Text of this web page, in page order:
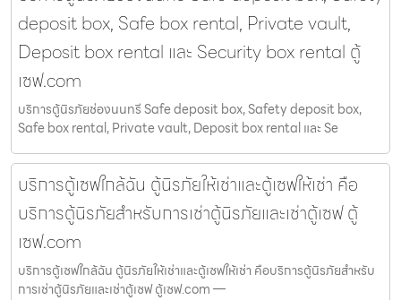
deposit box, Safe box rental, Private vault,
Deposit box rental และ Security box rental ตู้
เซฟ.com
บริการตู้นิรภัยช่องนนทรี Safe deposit box, Safety deposit box,
Safe box rental, Private vault, Deposit box rental และ Se
บริการตู้เซฟใกล้ฉัน ตู้นิรภัยให้เช่าและตู้เซฟให้เช่า คือ
บริการตู้นิรภัยสำหรับการเช่าตู้นิรภัยและเช่าตู้เซฟ ตู้
เซฟ.com
บริการตู้เซฟใกล้ฉัน ตู้นิรภัยให้เช่าและตู้เซฟให้เช่า คือบริการตู้นิรภัยสำหรับ
การเช่าตู้นิรภัยและเช่าตู้เซฟ ตู้เซฟ.com —